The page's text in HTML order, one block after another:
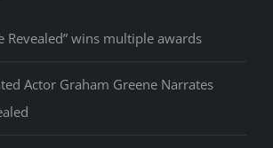
Revealed” wins multiple awards
Actor Graham Greene Narrates